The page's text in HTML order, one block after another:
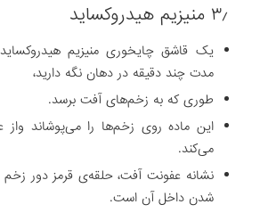
۳٫ منیزیم هیدروکساید
یک قاشق چایخوری منیزیم
مدت چند دقیقه در دهان نگه دارید،
طوری که به زخم‌های آفت برسد.
این ماده روی زخم‌ها را می‌پوشاند واز
می‌کند.
نشانه عفونت آفت، حلقه‌ی ‌قرمز دور
شدن داخل آن است.